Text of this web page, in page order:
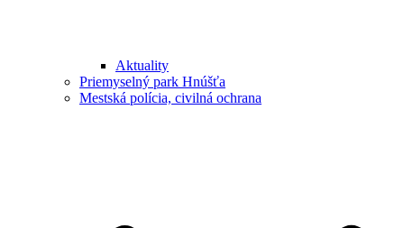
Aktuality
Priemyselný park Hnúšťa
Mestská polícia, civilná ochrana